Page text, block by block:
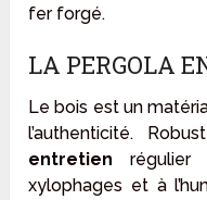
fer forgé.
LA PERGOLA
Le bois est un
l’authenticité.
entretien régulier
xylophages et à